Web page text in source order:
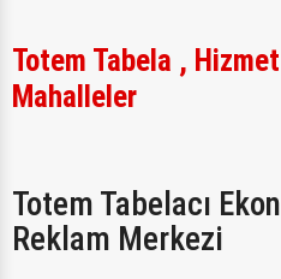
Totem Tabela ,
Mahalleler
Totem Tabelacı
Reklam Merkezi